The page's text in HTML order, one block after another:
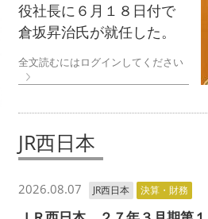
役社長に６月１８日付で
倉坂昇治氏が就任した。
全文読むにはログインしてください
JR西日本
2026.08.07 JR西日本 決算・財務